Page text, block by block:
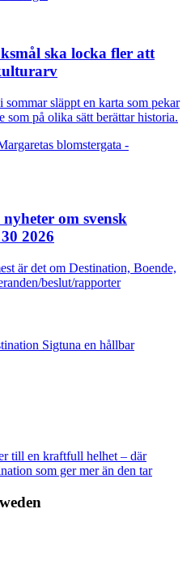
ska locka fler att
sommar släppt en karta som pekar
som på olika sätt berättar historia.
om svensk
2026
är det om Destination, Boende,
beslut/rapporter
till en kraftfull helhet – där
som ger mer än den tar